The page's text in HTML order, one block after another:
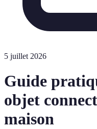
5 juillet 2026
Guide
objet
maison